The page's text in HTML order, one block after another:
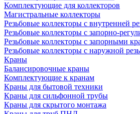
Комплектующие для коллекторов
Магистральные коллекторы
Резьбовые коллекторы с внутренней
Резьбовые коллекторы с запорно-
Резьбовые коллекторы с запорными
Резьбовые коллекторы с наружной
Краны
Балансировочные краны
Комплектующие к кранам
Краны для бытовой техники
Краны для сильфонной трубы
Краны для скрытого монтажа